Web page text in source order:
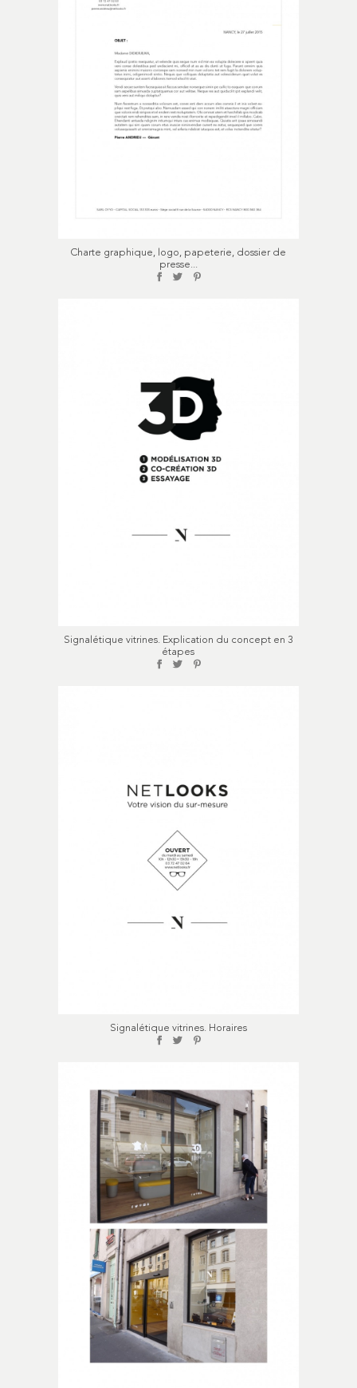
Charte graphique, logo, papeterie, dossier de
presse...
Signalétique vitrines. Explication du concept en 3
étapes
Signalétique vitrines. Horaires